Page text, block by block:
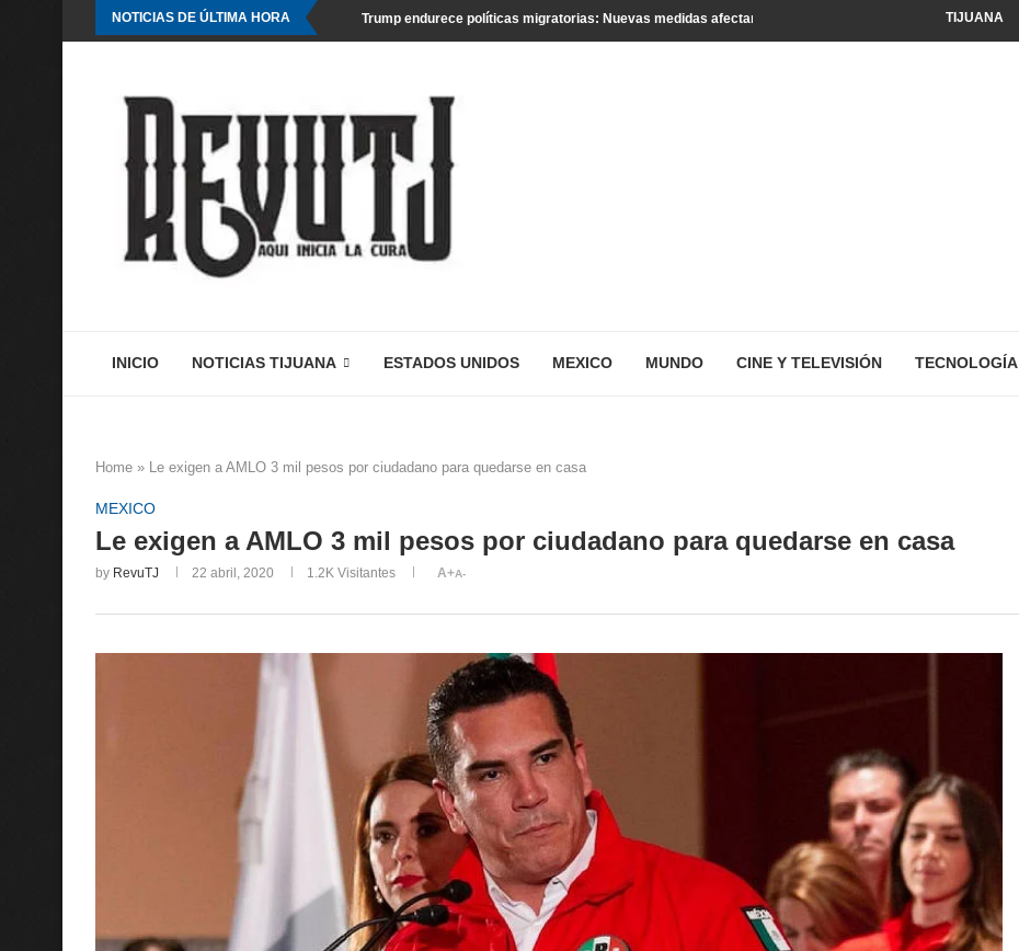
NOTICIAS DE ÚLTIMA HORA Trump endurece políticas migratorias: Nuevas medidas afectan a turistas y residentes legalesTIJUANA
INICIO NOTICIAS TIJUANA ESTADOS UNIDOS MEXICO MUNDO CINE Y TELEVISIÓN TECNOLOGÍA
Home » Le exigen a AMLO 3 mil pesos por ciudadano para quedarse en casa
MEXICO
Le exigen a AMLO 3 mil pesos por ciudadano para quedarse en casa
by RevuTJ 22 abril, 2020 1.2K Visitantes A+A-